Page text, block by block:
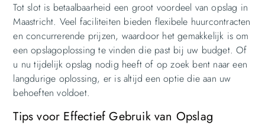
Tot slot is betaalbaarheid een groot voordeel van opslag in
Maastricht. Veel faciliteiten bieden flexibele huurcontracten
en concurrerende prijzen, waardoor het gemakkelijk is om
een opslagoplossing te vinden die past bij uw budget. Of
u nu tijdelijk opslag nodig heeft of op zoek bent naar een
langdurige oplossing, er is altijd een optie die aan uw
behoeften voldoet.
Tips voor Effectief Gebruik van Opslag